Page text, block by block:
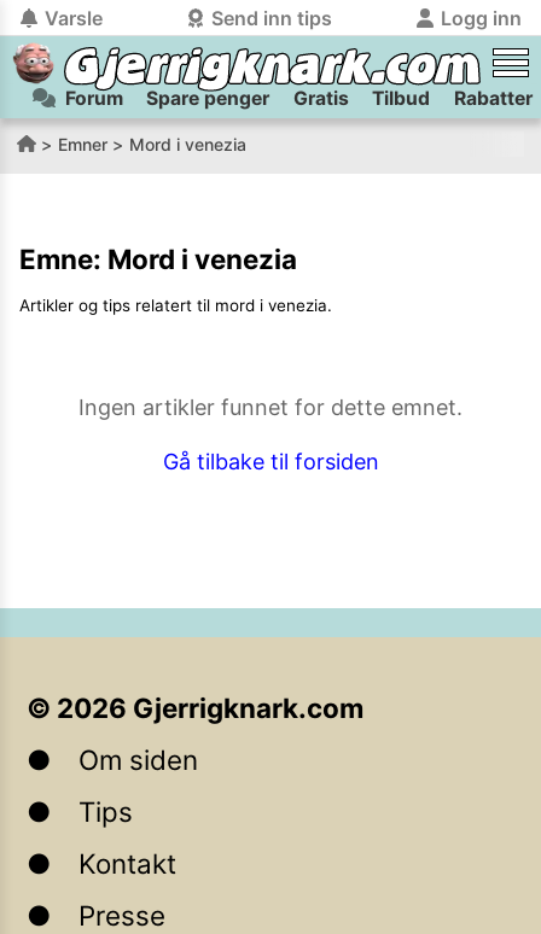
Varsle Send inn tips Logg inn
tilbake
Logg inn på Gjerrigknark.com:
Logg inn med Vipps
tilbake
Send inn tips:
Vil du være med i tipsekonkurransen kan du oppgi
Forum Spare penger Gratis Tilbud Rabatter
Emner Mord i venezia
Emne: Mord i venezia
Artikler og tips relatert til mord i venezia.
Ingen artikler funnet for dette emnet.
Gå tilbake til forsiden
© 2026 Gjerrigknark.com
Om siden
Tips
Kontakt
Presse